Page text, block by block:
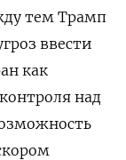
тем Трамп
ввести
как
над